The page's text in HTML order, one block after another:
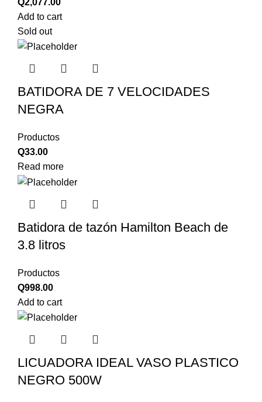
Q2,077.00
Add to cart
Sold out
BATIDORA DE 7 VELOCIDADES
NEGRA
Productos
Q33.00
Read more
Batidora de tazón Hamilton Beach de
3.8 litros
Productos
Q998.00
Add to cart
LICUADORA IDEAL VASO PLASTICO
NEGRO 500W